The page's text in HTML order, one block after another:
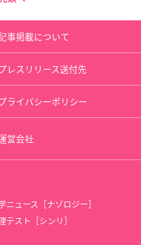
事掲載について
レスリリース送付先
ライバシーポリシー
営会社
ニュース［ナゾロジー］
テスト［シンリ］